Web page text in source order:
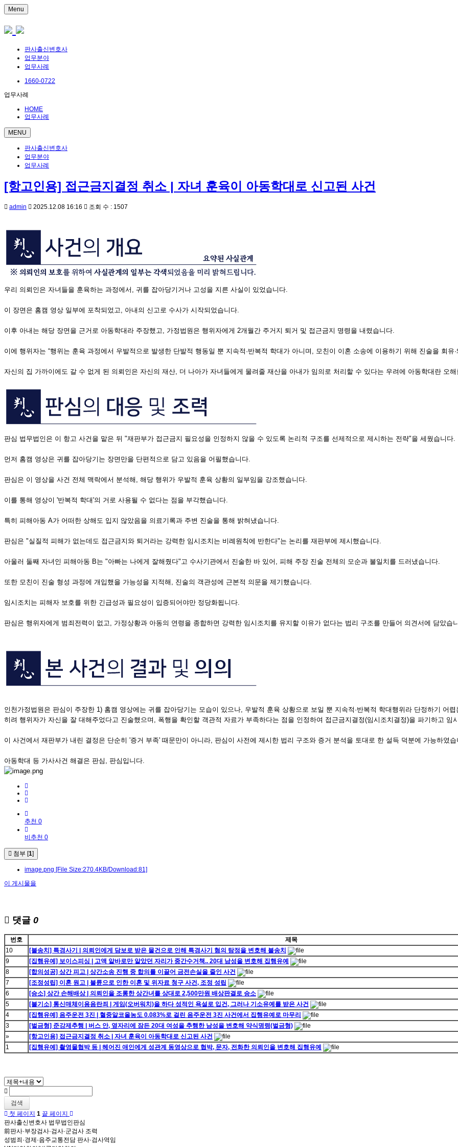
Menu
판사출신변호사
업무분야
업무사례
1660-0722
업무사례
HOME
업무사례
MENU
판사출신변호사
업무분야
업무사례
[항고인용] 접근금지결정 취소 | 자녀 훈육이 아동학대로 신고된 사건
admin 2025.12.08 16:16 조회 수 : 1507
우리 의뢰인은 자녀들을 훈육하는 과정에서, 귀를 잡아당기거나 고성을 지른 사실이 있었습니다.
이 장면은 홈캠 영상 일부에 포착되었고, 아내의 신고로 수사가 시작되었습니다.
이후 아내는 해당 장면을 근거로 아동학대라 주장했고, 가정법원은 행위자에게 2개월간 주거지 퇴거 및 접근금지 명령을 내렸습니다.
이에 행위자는 “행위는 훈육 과정에서 우발적으로 발생한 단발적 행동일 뿐 지속적·반복적 학대가 아니며, 모친이 이혼 소송에 이용하기 위해 진술을 회유
자신의 집 가까이에도 갈 수 없게 된 의뢰인은 자신의 재산, 더 나아가 자녀들에게 물려줄 재산을 아내가 임의로 처리할 수 있다는 우려에 아동학대란 오
판심 법무법인은 이 항고 사건을 맡은 뒤 "재판부가 접근금지 필요성을 인정하지 않을 수 있도록 논리적 구조를 선제적으로 제시하는 전략"을 세웠습니다.
먼저 홈캠 영상은 귀를 잡아당기는 장면만을 단편적으로 담고 있음을 어필했습니다.
판심은 이 영상을 사건 전체 맥락에서 분석해, 해당 행위가 우발적 훈육 상황의 일부임을 강조했습니다.
이를 통해 영상이 '반복적 학대'의 거로 사용될 수 없다는 점을 부각했습니다.
특히 피해아동 A가 어떠한 상해도 입지 않았음을 의료기록과 주변 진술을 통해 밝혀냈습니다.
판심은 "실질적 피해가 없는데도 접근금지와 퇴거라는 강력한 임시조치는 비례원칙에 반한다"는 논리를 재판부에 제시했습니다.
아울러 둘째 자녀인 피해아동 B는 "아빠는 나에게 잘해줬다"고 수사기관에서 진술한 바 있어, 피해 주장 진술 전체의 모순과 불일치를 드러냈습니다.
또한 모친이 진술 형성 과정에 개입했을 가능성을 지적해, 진술의 객관성에 근본적 의문을 제기했습니다.
임시조치는 피해자 보호를 위한 긴급성과 필요성이 입증되어야만 정당화됩니다.
판심은 행위자에게 범죄전력이 없고, 가정상황과 아동의 연령을 종합하면 강력한 임시조치를 유지할 이유가 없다는 법리 구조를 만들어 의견서에 담았습
인천가정법원은 판심이 주장한 1) 홈캠 영상에는 귀를 잡아당기는 모습이 있으나, 우발적 훈육 상황으로 보일 뿐 지속적·반복적 학대행위라 단정하기 어
히려 행위자가 자신을 잘 대해주었다고 진술했으며, 폭행을 확인할 객관적 자료가 부족하다는 점을 인정하여 접근금지결정(임시조치결정)을 파기하고 임
이 사건에서 재판부가 내린 결정은 단순히 '증거 부족' 때문만이 아니라, 판심이 사전에 제시한 법리 구조와 증거 분석을 토대로 한 설득 덕분에 가능하였습
아동학대 등 가사사건 해결은 판심, 판심입니다.
추천 0
비추천 0
첨부 [1]
image.png [File Size:270.4KB/Download:81]
이 게시물을
댓글 0
번호
제목
10
[불송치] 특경사기 | 의뢰인에게 담보로 받은 물건으로 인해 특경사기 혐의 탐정을 변호해 불송치
9
[집행유예] 보이스피싱 | 고액 알바로만 알았던 자리가 중간수거책.. 20대 남성을 변호해 집행유예
8
[합의성공] 상간 피고 | 상간소송 진행 중 합의를 이끌어 금전손실을 줄인 사건
7
[조정성립] 이혼 원고 | 불륜으로 인한 이혼 및 위자료 청구 사건, 조정 성립
6
[승소] 상간 손해배상 | 의뢰인을 조롱한 상간녀를 상대로 2,500만원 배상판결로 승소
5
[불기소] 통신매체이용음란죄 | 게임(오버워치)을 하다 성적인 욕설로 입건, 그러나 기소유예를 받은 사건
4
[집행유예] 음주운전 3진 | 혈중알코올농도 0.083%로 걸린 음주운전 3진 사건에서 집행유예로 마무리
3
[벌금형] 준강제추행 | 버스 안, 옆자리에 잠든 20대 여성을 추행한 남성을 변호해 약식명령(벌금형)
»
[항고인용] 접근금지결정 취소 | 자녀 훈육이 아동학대로 신고된 사건
1
[집행유예] 촬영물협박 등 | 헤어진 애인에게 성관계 동영상으로 협박, 문자, 전화한 의뢰인을 변호해 집행유예
검색
첫 페이지 1 끝 페이지
판사출신변호사 법무법인판심
前판사·부장검사·검사·군검사 조력
성범죄·경제·음주교통전담 판사·검사역임